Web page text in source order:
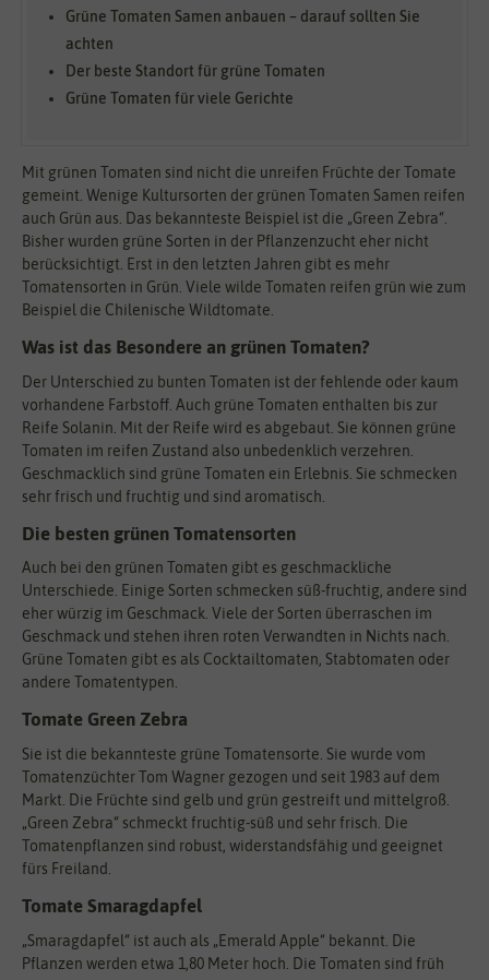
Grüne Tomaten Samen anbauen – darauf sollten Sie
achten
Der beste Standort für grüne Tomaten
Grüne Tomaten für viele Gerichte
Mit grünen Tomaten sind nicht die unreifen Früchte der Tomate
gemeint. Wenige Kultursorten der grünen Tomaten Samen reifen
auch Grün aus. Das bekannteste Beispiel ist die „Green Zebra“.
Bisher wurden grüne Sorten in der Pflanzenzucht eher nicht
berücksichtigt. Erst in den letzten Jahren gibt es mehr
Tomatensorten in Grün. Viele wilde Tomaten reifen grün wie zum
Beispiel die Chilenische Wildtomate.
Was ist das Besondere an grünen Tomaten?
Der Unterschied zu bunten Tomaten ist der fehlende oder kaum
vorhandene Farbstoff. Auch grüne Tomaten enthalten bis zur
Reife Solanin. Mit der Reife wird es abgebaut. Sie können grüne
Tomaten im reifen Zustand also unbedenklich verzehren.
Geschmacklich sind grüne Tomaten ein Erlebnis. Sie schmecken
sehr frisch und fruchtig und sind aromatisch.
Die besten grünen Tomatensorten
Auch bei den grünen Tomaten gibt es geschmackliche
Unterschiede. Einige Sorten schmecken süß-fruchtig, andere sind
eher würzig im Geschmack. Viele der Sorten überraschen im
Geschmack und stehen ihren roten Verwandten in Nichts nach.
Grüne Tomaten gibt es als Cocktailtomaten, Stabtomaten oder
andere Tomatentypen.
Tomate Green Zebra
Sie ist die bekannteste grüne Tomatensorte. Sie wurde vom
Tomatenzüchter Tom Wagner gezogen und seit 1983 auf dem
Markt. Die Früchte sind gelb und grün gestreift und mittelgroß.
„Green Zebra“ schmeckt fruchtig-süß und sehr frisch. Die
Tomatenpflanzen sind robust, widerstandsfähig und geeignet
fürs Freiland.
Tomate Smaragdapfel
„Smaragdapfel“ ist auch als „Emerald Apple“ bekannt. Die
Pflanzen werden etwa 1,80 Meter hoch. Die Tomaten sind früh